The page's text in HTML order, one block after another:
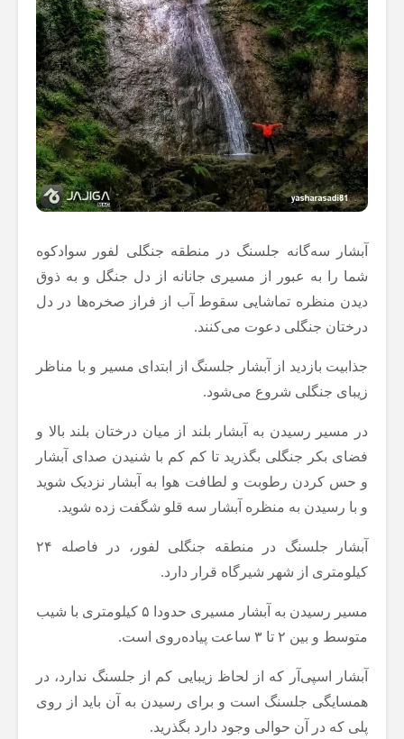
آبشار سه‌گانه جلسنگ در منطقه جنگلی لفور سوادکوه
شما را به عبور از مسیری جانانه از دل جنگل و به ذوق
دیدن منظره تماشایی سقوط آب از فراز صخره‌ها در دل
درختان جنگلی دعوت می‌کنند.
جذابیت بازدید از آبشار جلسنگ از ابتدای مسیر و با مناظر
زیبای جنگلی شروع می‌شود.
در مسیر رسیدن به آبشار بلند از میان درختان بلند بالا و
فضای بکر جنگلی بگذرید تا کم کم با شنیدن صدای آبشار
و حس کردن رطوبت و لطافت هوا به آبشار نزدیک شوید
و با رسیدن به منظره آبشار سه قلو شگفت زده شوید.
آبشار جلسنگ در منطقه جنگلی لفور، در فاصله ۲۴
کیلومتری از شهر شیرگاه قرار دارد.
مسیر رسیدن به آبشار مسیری حدودا ۵ کیلومتری با شیب
متوسط و بین ۲ تا ۳ ساعت پیاده‌روی است.
آبشار اسپی‌آر که از لحاظ زیبایی کم از جلسنگ ندارد، در
همسایگی جلسنگ است و برای رسیدن به آن باید از روی
پلی که در آن حوالی وجود دارد بگذرید.